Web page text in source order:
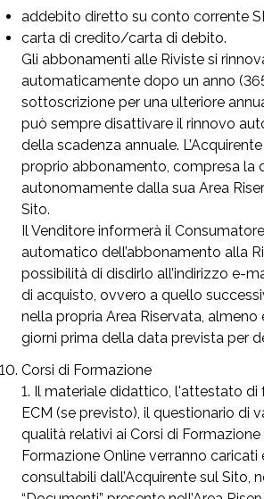
addebito diretto su conto corrente
carta di credito/carta di debito.
Gli abbonamenti alle Riviste si
automaticamente dopo un anno
sottoscrizione per una ulteriore
può sempre disattivare il rinnovo
della scadenza annuale.
proprio abbonamento, compresa la
autonomamente dalla sua Area
Sito.
Il Venditore informerà il
automatico dell’abbonamento alla
possibilità di disdirlo all’indirizzo e-
di acquisto, ovvero a quello
nella propria Area Riservata,
giorni prima della data prevista per
Corsi di Formazione
Il materiale didattico, l'attestato di
ECM (se previsto), il questionario di
qualità relativi ai Corsi di Formazione
Formazione Online verranno caricati
consultabili dall’Acquirente sul Sito,